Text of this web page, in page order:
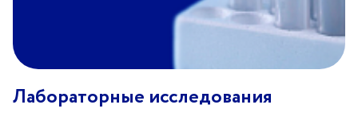
Лабораторные исследования